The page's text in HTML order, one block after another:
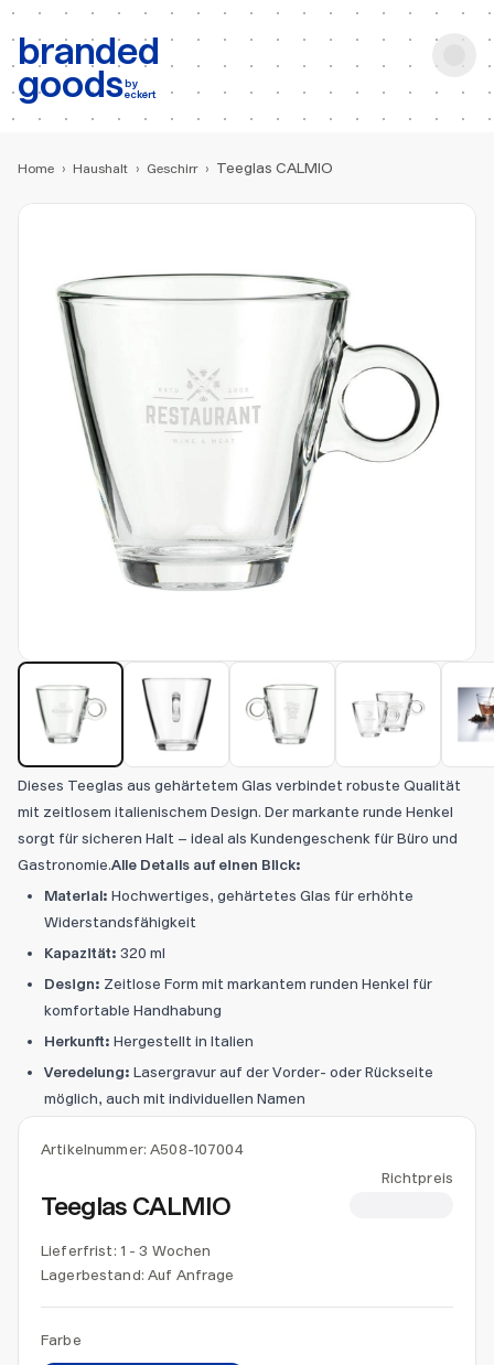
branded
goodsby
eckert
b: Produktsuche
Home › Haushalt › Geschirr › Teeglas CALMIO
Artikelnummer:A508-107004
Teeglas CALMIO
Richtpreis
Lieferfrist: 1 - 3 Wochen
Lagerbestand: Auf Anfrage
Farbe
Dieses Teeglas aus gehärtetem Glas verbindet robuste Qualität
mit zeitlosem italienischem Design. Der markante runde Henkel
sorgt für sicheren Halt – ideal als Kundengeschenk für Büro und
Gastronomie.Alle Details auf einen Blick:
Material: Hochwertiges, gehärtetes Glas für erhöhte
Widerstandsfähigkeit
Kapazität: 320 ml
Design: Zeitlose Form mit markantem runden Henkel für
komfortable Handhabung
Herkunft: Hergestellt in Italien
Veredelung: Lasergravur auf der Vorder- oder Rückseite
möglich, auch mit individuellen Namen